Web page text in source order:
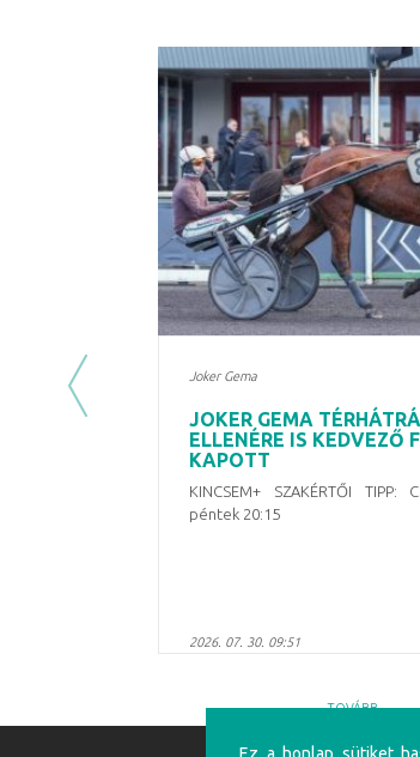
Joker Gema
JOKER GEMA
ELLENÉRE IS KEDVEZŐ
KAPOTT
KINCSEM+ SZAKÉRTŐI TIPP:
péntek 20:15
2026. 07. 30. 09:51
TOVÁBB
Previous